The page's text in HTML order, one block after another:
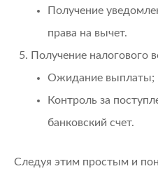
Получение
права на вычет.
Получение налогового
Ожидание выплаты;
Контроль за
банковский счет.
Следуя этим простым и